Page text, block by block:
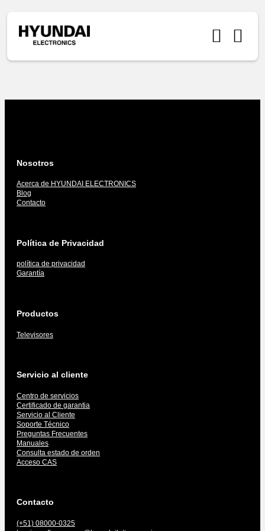
Nosotros
Acerca de HYUNDAI ELECTRONICS
Blog
Contacto
Política de Privacidad
política de privacidad
Garantía
Productos
Televisores
Servicio al cliente
Centro de servicios
Certificado de garantia
Servicio al Cliente
Soporte Técnico
Preguntas Frecuentes
Manuales
Consulta estado de orden
Acceso CAS
Contacto
(+51) 08000-0325